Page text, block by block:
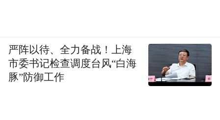
严阵以待、全力备战！上海
市委书记检查调度台风“白海
豚”防御工作